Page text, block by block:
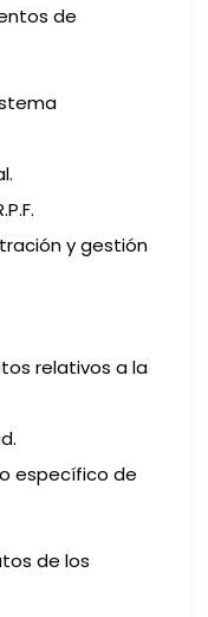
de
y gestión
relativos a la
específico de
de los